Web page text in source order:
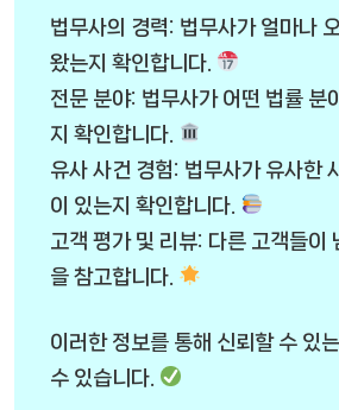
법무사의 경력: 법무사가 얼마나
왔는지 확인합니다.
전문 분야: 법무사가 어떤 법률 분
지 확인합니다.
유사 사건 경험: 법무사가 유사한
이 있는지 확인합니다.
고객 평가 및 리뷰: 다른 고객들이
을 참고합니다.
이러한 정보를 통해 신뢰할 수 있
수 있습니다.